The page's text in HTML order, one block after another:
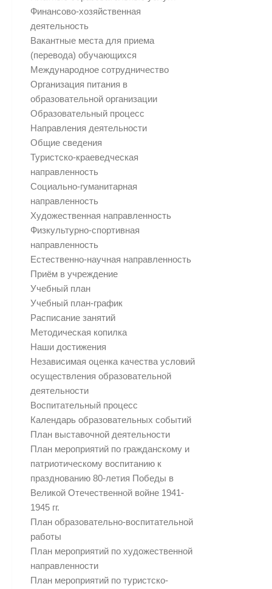
Финансово-хозяйственная
деятельность
Вакантные места для приема
(перевода) обучающихся
Международное сотрудничество
Организация питания в
образовательной организации
Образовательный процесс
Направления деятельности
Общие сведения
Туристско-краеведческая
направленность
Социально-гуманитарная
направленность
Художественная направленность
Физкультурно-спортивная
направленность
Естественно-научная направленность
Приём в учреждение
Учебный план
Учебный план-график
Расписание занятий
Методическая копилка
Наши достижения
Независимая оценка качества условий
осуществления образовательной
деятельности
Воспитательный процесс
Календарь образовательных событий
План выставочной деятельности
План мероприятий по гражданскому и
патриотическому воспитанию к
празднованию 80-летия Победы в
Великой Отечественной войне 1941-
1945 гг.
План образовательно-воспитательной
работы
План мероприятий по художественной
направленности
План мероприятий по туристско-